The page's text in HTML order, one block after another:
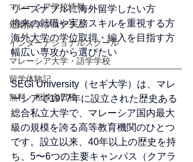
マレーシア学校情報
短期留学プログラム
インターナショナルスクール
マレーシア大学・語学学校
留学体験記
無料・相談会日程
リーズナブルに海外留学したい方
将来の就職や実務スキルを重視する方
海外大学の学位取得・編入を目指す方
幅広い専攻から選びたい
SEGi University（セギ大学）は、マレ
ーシアで1977年に設立された歴史ある
総合私立大学で、マレーシア国内最大
級の規模を誇る高等教育機関のひとつ
です。設立以来、40年以上の歴史を持
ち、5〜6つの主要キャンパス（クアラ